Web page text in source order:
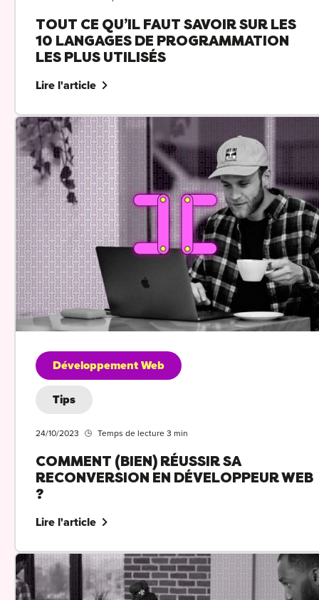
TOUT CE QU’IL FAUT SAVOIR SUR LES
10 LANGAGES DE PROGRAMMATION
LES PLUS UTILISÉS
Lire l'article
Développement Web
Tips
24/10/2023 Temps de lecture 3 min
COMMENT (BIEN) RÉUSSIR SA
RECONVERSION EN DÉVELOPPEUR WEB
?
Lire l'article